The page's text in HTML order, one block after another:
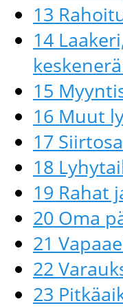
13
14
15
16 Muut
17
18
19 Rahat
20 Oma
21
22
23